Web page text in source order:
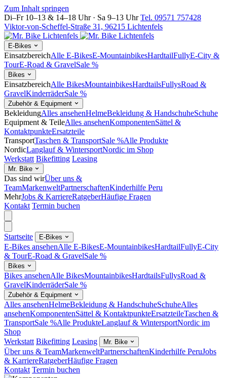
Zum Inhalt springen
Di–Fr 10–13 & 14–18 Uhr · Sa 9–13 Uhr Tel. 09571 757428
Viktor-von-Scheffel-Straße 31, 96215 Lichtenfels
E-Bikes
EinsatzbereichAlle E-BikesE-MountainbikesHardtailFullyE-City &
TourE-Road & GravelSale %
Bikes
EinsatzbereichAlle BikesMountainbikesHardtailsFullysRoad &
GravelKinderräderSale %
Zubehör & Equipment
BekleidungAlles ansehenHelmeBekleidung & HandschuheSchuhe
Equipment & TeileAlles ansehenKomponentenSättel &
KontaktpunkteErsatzteile
TransportTaschen & TransportSale %Alle Produkte
NordicLanglauf & WintersportNordic im Shop
Werkstatt Bikefitting Leasing
Mr. Bike
Das sind wirÜber uns &
TeamMarkenweltPartnerschaftenKinderhilfe Peru
MehrJobs & KarriereRatgeberHäufige Fragen
Kontakt Termin buchen
Startseite E-Bikes
E-Bikes ansehenAlle E-BikesE-MountainbikesHardtailFullyE-City
& TourE-Road & GravelSale %
Bikes
Bikes ansehenAlle BikesMountainbikesHardtailsFullysRoad &
GravelKinderräderSale %
Zubehör & Equipment
Alles ansehenHelmeBekleidung & HandschuheSchuheAlles
ansehenKomponentenSättel & KontaktpunkteErsatzteileTaschen &
TransportSale %Alle ProdukteLanglauf & WintersportNordic im
Shop
Werkstatt Bikefitting Leasing Mr. Bike
Über uns & TeamMarkenweltPartnerschaftenKinderhilfe PeruJobs
& KarriereRatgeberHäufige Fragen
Kontakt Termin buchen